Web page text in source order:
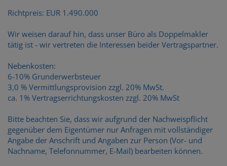
Richtpreis: EUR 1.490.000
Wir weisen darauf hin, dass unser Büro als Doppelmakler
tätig ist - wir vertreten die Interessen beider Vertragspartner.
Nebenkosten:
6-10% Grunderwerbsteuer
3,0 % Vermittlungsprovision zzgl. 20% MwSt.
ca. 1% Vertragserrichtungskosten zzgl. 20% MwSt
Bitte beachten Sie, dass wir aufgrund der Nachweispflicht
gegenüber dem Eigentümer nur Anfragen mit vollständiger
Angabe der Anschrift und Angaben zur Person (Vor- und
Nachname, Telefonnummer, E-Mail) bearbeiten können.